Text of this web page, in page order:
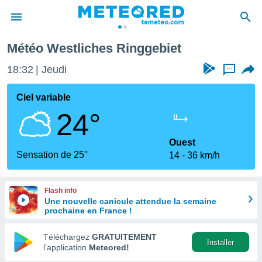
de
en
Météo Westliches Ringgebiet
18:32 Jeudi ...
Ciel variable
24°
Sensation de 25°
Ouest
14
36 km/h
Flash info
Une nouvelle canicule attendue la semaine
prochaine en France !
Téléchargez GRATUITEMENT
l’application Meteored!
Installer